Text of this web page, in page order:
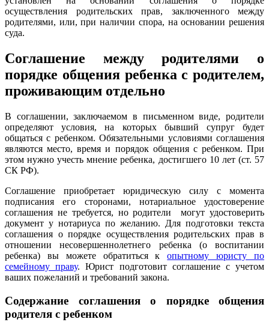
осуществления родительских прав, заключенного между
родителями, или, при наличии спора, на основании решения
суда.
Соглашение между родителями о
порядке общения ребенка с родителем,
проживающим отдельно
В соглашении, заключаемом в письменном виде, родители
определяют условия, на которых бывший супруг будет
общаться с ребенком. Обязательными условиями соглашения
являются место, время и порядок общения с ребенком. При
этом нужно учесть мнение ребенка, достигшего 10 лет (ст. 57
СК РФ).
Соглашение приобретает юридическую силу с момента
подписания его сторонами, нотариальное удостоверение
соглашения не требуется, но родители могут удостоверить
документ у нотариуса по желанию. Для подготовки текста
соглашения о порядке осуществления родительских прав в
отношении несовершеннолетнего ребенка (о воспитании
ребенка) вы можете обратиться копытному юристу по
семейному праву. Юрист подготовит соглашение с учетом
ваших пожеланий и требований закона.
Содержание соглашения о порядке общения
родителя с ребенком